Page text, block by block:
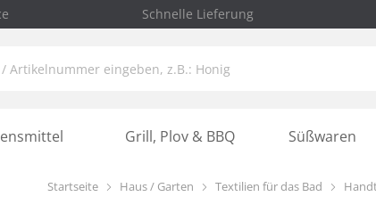
Schnelle Lieferung
Grill, Plov & BBQ Süßwaren
Startseite Haus / Garten Textilien für das Bad